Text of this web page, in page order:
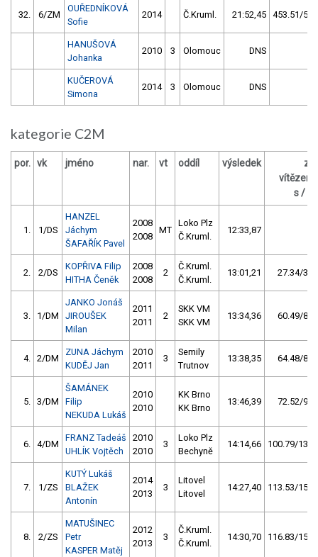
32. 6/ZM
OUŘEDNÍKOVÁ
Sofie
2014 Č.Kruml. 21:52,45 453.51/
HANUŠOVÁ
Johanka
2010 3 Olomouc DNS
KUČEROVÁ
Simona
2014 3 Olomouc DNS
kategorie C2M
por. vk jméno nar. vt oddíl výsledek
za
vítězem
s / %
1. 1/DS
HANZEL
Jáchym
ŠAFAŘÍK Pavel
2008
2008
MT
Loko Plz
Č.Kruml.
12:33,87
2. 2/DS
KOPŘIVA Filip
HITHA Čeněk
2008
2008
2
Č.Kruml.
Č.Kruml.
13:01,21 27.34/3,6
3. 1/DM
JANKO Jonáš
JIROUŠEK
Milan
2011
2011
2
SKK VM
SKK VM
13:34,36 60.49/8,0
4. 2/DM
ZUNA Jáchym
KUDĚJ Jan
2010
2011
3
Semily
Trutnov
13:38,35 64.48/8,6
5. 3/DM
ŠAMÁNEK
Filip
NEKUDA Lukáš
2010
2010
KK Brno
KK Brno
13:46,39 72.52/9,6
6. 4/DM
FRANZ Tadeáš
UHLÍK Vojtěch
2010
2010
3
Loko Plz
Bechyně
14:14,66 100.79/13,4
7. 1/ZS
KUTÝ Lukáš
BLAŽEK
Antonín
2014
2013
3
Litovel
Litovel
14:27,40 113.53/15,1
8. 2/ZS
MATUŠINEC
Petr
KASPER Matěj
2012
2013
3
Č.Kruml.
Č.Kruml.
14:30,70 116.83/15,5